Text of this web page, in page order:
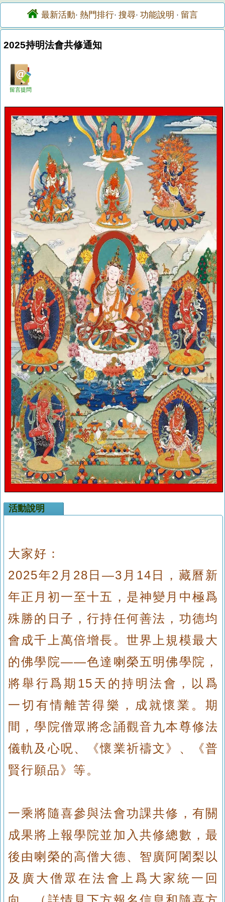
最新活動· 熱門排行· 搜尋· 功能說明 · 留言
2025持明法會共修通知
留言提問
活動說明
大家好：
2025年2月28日—3月14日，藏曆新
年正月初一至十五，是神變月中極爲
殊勝的日子，行持任何善法，功德均
會成千上萬倍增長。世界上規模最大
的佛學院——色達喇榮五明佛學院，
將舉行爲期15天的持明法會，以爲
一切有情離苦得樂，成就懷業。期
間，學院僧眾將念誦觀音九本尊修法
儀軌及心呪、《懷業祈禱文》、《普
賢行願品》等。
一乘將隨喜參與法會功課共修，有關
成果將上報學院並加入共修總數，最
後由喇榮的高僧大德、智廣阿闍梨以
及廣大僧眾在法會上爲大家統一回